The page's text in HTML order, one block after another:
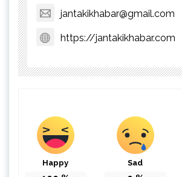
jantakikhabar@gmail.com
https://jantakikhabar.com
Happy Sad